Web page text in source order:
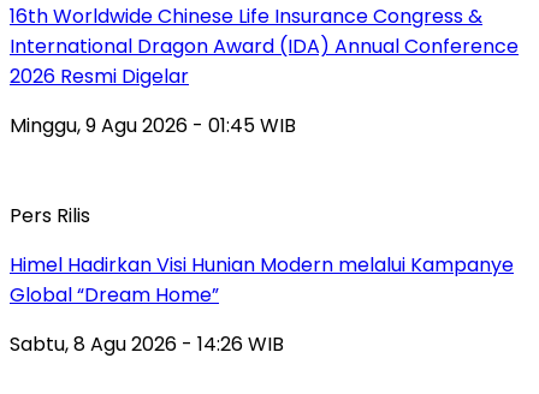
16th Worldwide Chinese Life Insurance Congress &
International Dragon Award (IDA) Annual Conference
2026 Resmi Digelar
Minggu, 9 Agu 2026 - 01:45 WIB
Pers Rilis
Himel Hadirkan Visi Hunian Modern melalui Kampanye
Global “Dream Home”
Sabtu, 8 Agu 2026 - 14:26 WIB